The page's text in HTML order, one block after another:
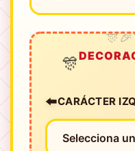
🎊
⬅️CARÁCTER